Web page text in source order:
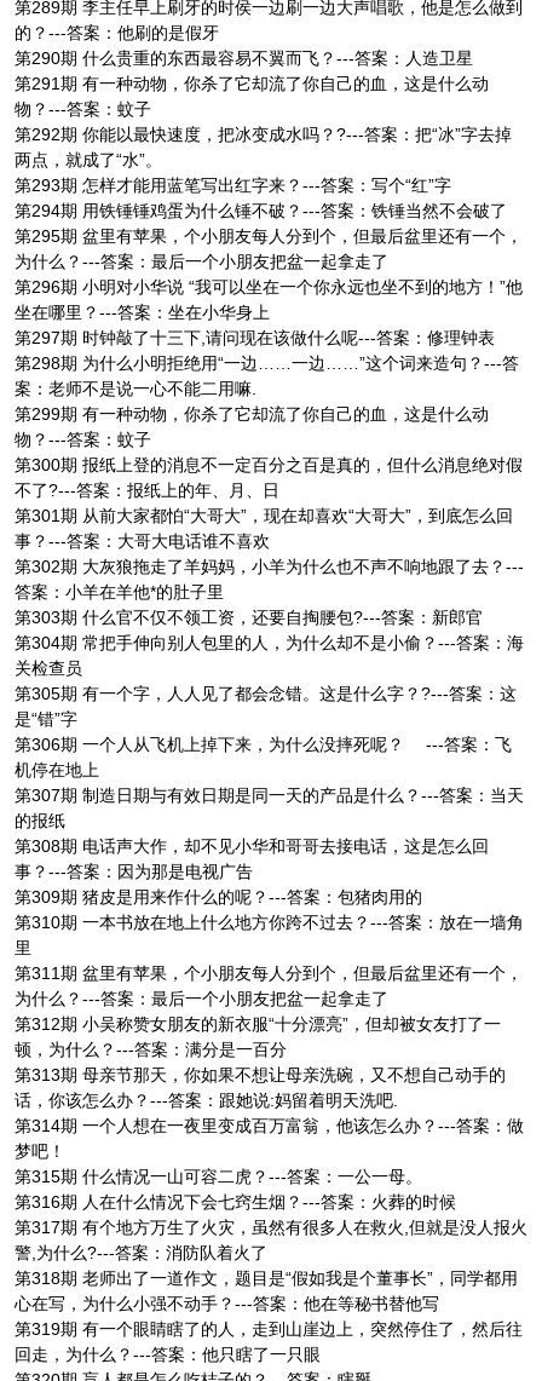
第289期 李主任早上刷牙的时侯一边刷一边大声唱歌，他是怎么做到
的？---答案：他刷的是假牙
第290期 什么贵重的东西最容易不翼而飞？---答案：人造卫星
第291期 有一种动物，你杀了它却流了你自己的血，这是什么动
物？---答案：蚊子
第292期 你能以最快速度，把冰变成水吗？?---答案：把“冰”字去掉
两点，就成了“水”。
第293期 怎样才能用蓝笔写出红字来？---答案：写个“红”字
第294期 用铁锤锤鸡蛋为什么锤不破？---答案：铁锤当然不会破了
第295期 盆里有苹果，个小朋友每人分到个，但最后盆里还有一个，
为什么？---答案：最后一个小朋友把盆一起拿走了
第296期 小明对小华说 “我可以坐在一个你永远也坐不到的地方！”他
坐在哪里？---答案：坐在小华身上
第297期 时钟敲了十三下,请问现在该做什么呢---答案：修理钟表
第298期 为什么小明拒绝用“一边……一边……”这个词来造句？---答
案：老师不是说一心不能二用嘛.
第299期 有一种动物，你杀了它却流了你自己的血，这是什么动
物？---答案：蚊子
第300期 报纸上登的消息不一定百分之百是真的，但什么消息绝对假
不了?---答案：报纸上的年、月、日
第301期 从前大家都怕“大哥大”，现在却喜欢“大哥大”，到底怎么回
事？---答案：大哥大电话谁不喜欢
第302期 大灰狼拖走了羊妈妈，小羊为什么也不声不响地跟了去？---
答案：小羊在羊他*的肚子里
第303期 什么官不仅不领工资，还要自掏腰包?---答案：新郎官
第304期 常把手伸向别人包里的人，为什么却不是小偷？---答案：海
关检查员
第305期 有一个字，人人见了都会念错。这是什么字？?---答案：这
是“错”字
第306期 一个人从飞机上掉下来，为什么没摔死呢？ ---答案：飞
机停在地上
第307期 制造日期与有效日期是同一天的产品是什么？---答案：当天
的报纸
第308期 电话声大作，却不见小华和哥哥去接电话，这是怎么回
事？---答案：因为那是电视广告
第309期 猪皮是用来作什么的呢？---答案：包猪肉用的
第310期 一本书放在地上什么地方你跨不过去？---答案：放在一墙角
里
第311期 盆里有苹果，个小朋友每人分到个，但最后盆里还有一个，
为什么？---答案：最后一个小朋友把盆一起拿走了
第312期 小吴称赞女朋友的新衣服“十分漂亮”，但却被女友打了一
顿，为什么？---答案：满分是一百分
第313期 母亲节那天，你如果不想让母亲洗碗，又不想自己动手的
话，你该怎么办？---答案：跟她说:妈留着明天洗吧.
第314期 一个人想在一夜里变成百万富翁，他该怎么办？---答案：做
梦吧！
第315期 什么情况一山可容二虎？---答案：一公一母。
第316期 人在什么情况下会七窍生烟？---答案：火葬的时候
第317期 有个地方万生了火灾，虽然有很多人在救火,但就是没人报火
警,为什么?---答案：消防队着火了
第318期 老师出了一道作文，题目是“假如我是个董事长”，同学都用
心在写，为什么小强不动手？---答案：他在等秘书替他写
第319期 有一个眼睛瞎了的人，走到山崖边上，突然停住了，然后往
回走，为什么？---答案：他只瞎了一只眼